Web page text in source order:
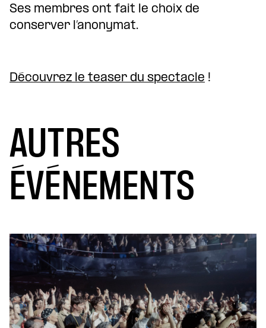
Ses membres ont fait le choix de
conserver l’anonymat.
Découvrez le teaser du spectacle !
AUTRES
ÉVÉNEMENTS